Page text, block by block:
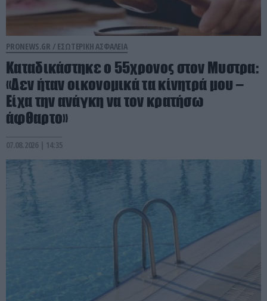
PRONEWS.GR / ΕΣΩΤΕΡΙΚΗ ΑΣΦΑΛΕΙΑ
Καταδικάστηκε ο 55χρονος στον Μυστρα:
«Δεν ήταν οικονομικά τα κίνητρά μου –
Είχα την ανάγκη να τον κρατήσω
άφθαρτο»
07.08.2026 | 14:35